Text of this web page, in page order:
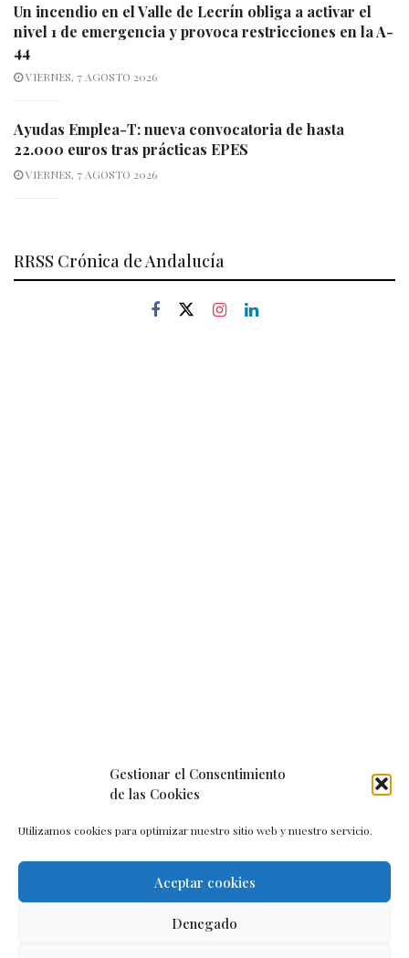
Gestionar el Consentimiento
de las Cookies
Utilizamos cookies para optimizar nuestro sitio web y nuestro servicio.
Aceptar cookies
Denegado
Un incendio en el Valle de Lecrín obliga a activar el
nivel 1 de emergencia y provoca restricciones en la A-
44
VIERNES, 7 AGOSTO 2026
Ayudas Emplea-T: nueva convocatoria de hasta
22.000 euros tras prácticas EPES
VIERNES, 7 AGOSTO 2026
RRSS Crónica de Andalucía